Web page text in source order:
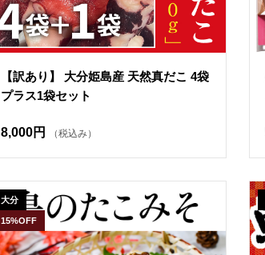
【訳あり】 大分姫島産 天然真だこ 4袋
プラス1袋セット
8,000円 （税込み）
大分
15%OFF